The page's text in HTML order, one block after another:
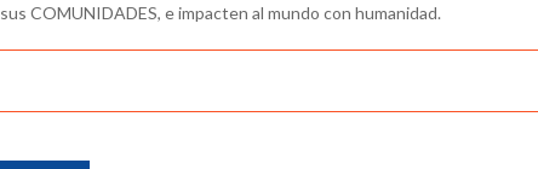
COMUNIDADES, e impacten al mundo con humanidad.